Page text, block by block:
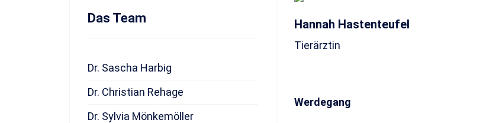
Das Team
Dr. Sascha Harbig
Dr. Christian Rehage
Dr. Sylvia Mönkemöller
Hannah Hastenteufel
Tierärztin
Werdegang